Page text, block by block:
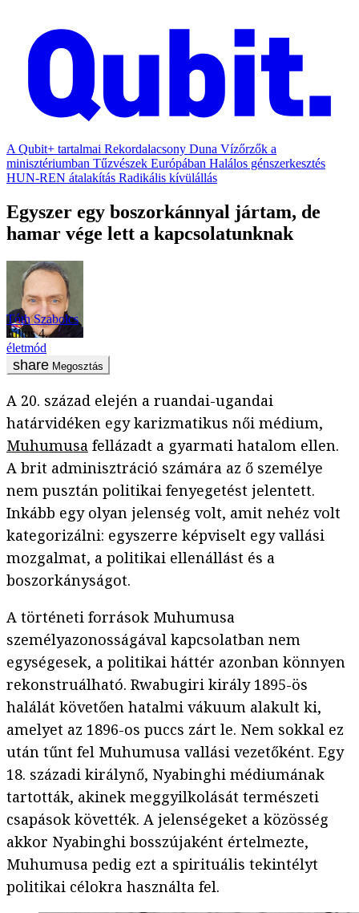
A Qubit+ tartalmai Rekordalacsony Duna Vízőrzők a
minisztériumban Tűzvészek Európában Halálos génszerkesztés
HUN-REN átalakítás Radikális kívülállás
Egyszer egy boszorkánnyal jártam, de
hamar vége lett a kapcsolatunknak
Tóth Szabolcs
július 4.
életmód
Megosztás
A 20. század elején a ruandai-ugandai
határvidéken egy karizmatikus női médium,
Muhumusa fellázadt a gyarmati hatalom ellen.
A brit adminisztráció számára az ő személye
nem pusztán politikai fenyegetést jelentett.
Inkább egy olyan jelenség volt, amit nehéz volt
kategorizálni: egyszerre képviselt egy vallási
mozgalmat, a politikai ellenállást és a
boszorkányságot.
A történeti források Muhumusa
személyazonosságával kapcsolatban nem
egységesek, a politikai háttér azonban könnyen
rekonstruálható. Rwabugiri király 1895-ös
halálát követően hatalmi vákuum alakult ki,
amelyet az 1896-os puccs zárt le. Nem sokkal ez
után tűnt fel Muhumusa vallási vezetőként. Egy
18. századi királynő, Nyabinghi médiumának
tartották, akinek meggyilkolását természeti
csapások követték. A jelenségeket a közösség
akkor Nyabinghi bosszújaként értelmezte,
Muhumusa pedig ezt a spirituális tekintélyt
politikai célokra használta fel.